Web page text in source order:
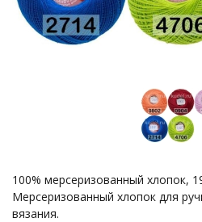
100% мерсеризованный хлопок,
Мерсеризованный хлопок для
вязания.